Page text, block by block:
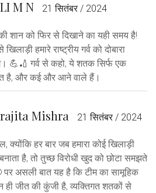
M N 21 सितंबर / 2024
शान को फिर से दिखाने का यही समय है!
हमारे राष्ट्रीय गर्व को दोबारा
💪🏏 गर्व से कहो, ये शतक सिर्फ एक
है, और कई और आने वाले हैं।
Mishra 21 सितंबर / 2024
क्योंकि हर बार जब हमारा कोई खिलाड़ी
है, तो तुच्छ विरोधी खुद को छोटा समझते
असली बात यह है कि टीम का सामूहिक
ही जीत की कुंजी है, व्यक्तिगत शतकों से